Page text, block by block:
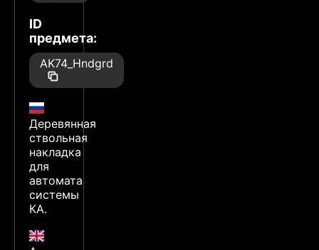
ID
предмета:
AK74_Hndgrd
Деревянная
ствольная
накладка
для
автомата
системы
КА.